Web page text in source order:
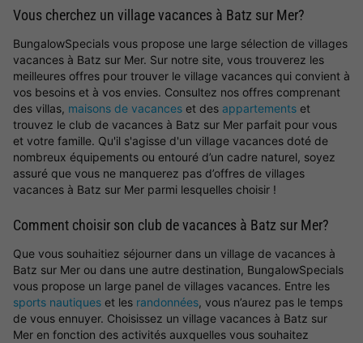
Vous cherchez un village vacances à Batz sur Mer?
BungalowSpecials vous propose une large sélection de villages
vacances à Batz sur Mer. Sur notre site, vous trouverez les
meilleures offres pour trouver le village vacances qui convient à
vos besoins et à vos envies. Consultez nos offres comprenant
des villas, maisons de vacances et des appartements et
trouvez le club de vacances à Batz sur Mer parfait pour vous
et votre famille. Qu'il s'agisse d'un village vacances doté de
nombreux équipements ou entouré d’un cadre naturel, soyez
assuré que vous ne manquerez pas d’offres de villages
vacances à Batz sur Mer parmi lesquelles choisir !
Comment choisir son club de vacances à Batz sur Mer?
Que vous souhaitiez séjourner dans un village de vacances à
Batz sur Mer ou dans une autre destination, BungalowSpecials
vous propose un large panel de villages vacances. Entre les
sports nautiques et les randonnées, vous n’aurez pas le temps
de vous ennuyer. Choisissez un village vacances à Batz sur
Mer en fonction des activités auxquelles vous souhaitez